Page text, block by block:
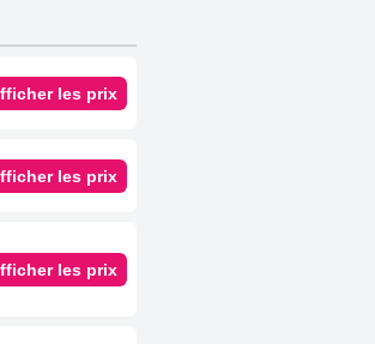
les prix
les prix
les prix